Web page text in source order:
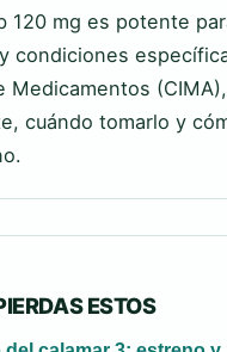
120 mg es potente
condiciones
Medicamentos
cuándo tomarlo y
ESTOS